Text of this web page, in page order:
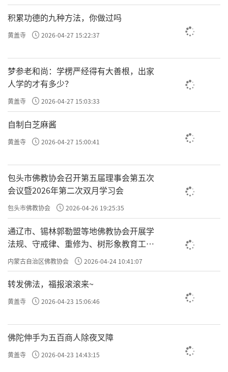
积累功德的九种方法，你做过吗
黄盖寺 2026-04-27 15:22:37
梦参老和尚：学楞严经得有大善根，出家
人学的才有多少？
黄盖寺 2026-04-27 15:03:33
自制白芝麻酱
黄盖寺 2026-04-27 15:00:41
包头市佛教协会召开第五届理事会第五次
会议暨2026年第二次双月学习会
包头市佛教协会 2026-04-26 19:25:35
通辽市、锡林郭勒盟等地佛教协会开展学
法规、守戒律、重修为、树形象教育工作
专题学习会
内蒙古自治区佛教协会 2026-04-24 10:41:07
转发佛法，福报滚滚来~
黄盖寺 2026-04-23 15:06:46
佛陀伸手为五百商人除夜叉障
黄盖寺 2026-04-23 14:43:15